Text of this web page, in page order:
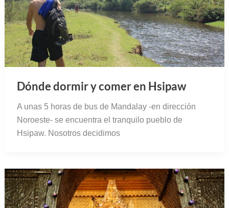
Dónde dormir y comer en Hsipaw
A unas 5 horas de bus de Mandalay -en dirección
Noroeste- se encuentra el tranquilo pueblo de
Hsipaw. Nosotros decidimos